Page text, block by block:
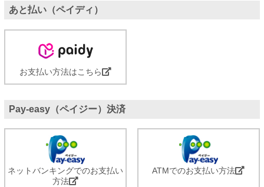
あと払い（ペイディ）
お支払い方法はこちら
Pay-easy（ペイジー）決済
ネットバンキングでのお支払い
方法
ATMでのお支払い方法